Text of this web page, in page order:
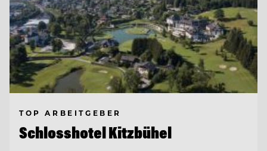
TOP ARBEITGEBER
Schlosshotel Kitzbühel